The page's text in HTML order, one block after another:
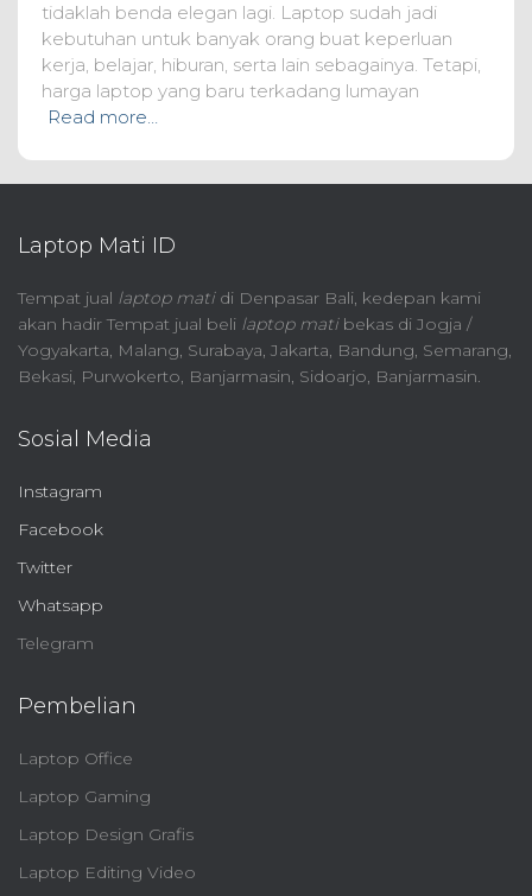
tidaklah benda elegan lagi. Laptop sudah jadi
kebutuhan untuk banyak orang buat keperluan
kerja, belajar, hiburan, serta lain sebagainya. Tetapi,
harga laptop yang baru terkadang lumayan
Read more…
Laptop Mati ID
Tempat jual laptop matidi Denpasar Bali, kedepan kami
akan hadir Tempat jual beli laptop matibekas di Jogja /
Yogyakarta, Malang, Surabaya, Jakarta, Bandung, Semarang,
Bekasi, Purwokerto, Banjarmasin, Sidoarjo, Banjarmasin.
Sosial Media
Instagram
Facebook
Twitter
Whatsapp
Telegram
Pembelian
Laptop Office
Laptop Gaming
Laptop Design Grafis
Laptop Editing Video